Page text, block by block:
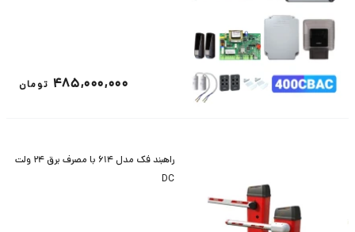
485,000,000 تومان
راهبند فک مدل 614 با مصرف برق 24 ولت
DC